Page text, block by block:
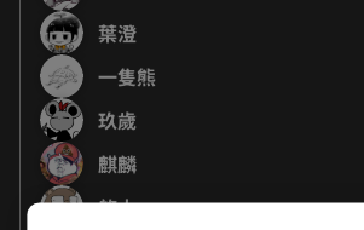
葉澄
一隻熊
玖歲
麒麟
啓太